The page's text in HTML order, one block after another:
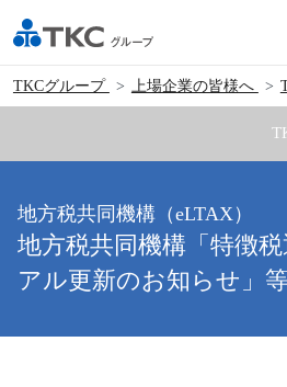
TKCグループ 上場企業の皆様へ
地方税共同機構（eLTAX）
地方税共同機構「特徴
アル更新のお知らせ」